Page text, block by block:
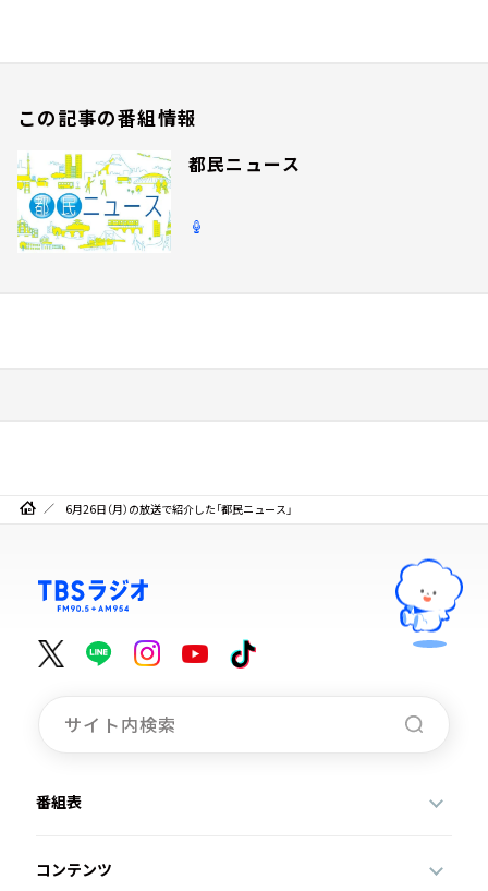
この記事の番組情報
都民ニュース
6月26日（月）の放送で紹介した「都民ニュース」
番組表
コンテンツ